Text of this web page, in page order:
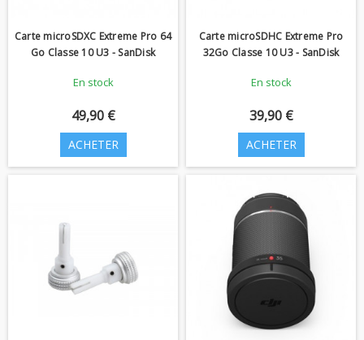
Carte microSDXC Extreme Pro 64
Go Classe 10 U3 - SanDisk
En stock
49,90 €
ACHETER
Carte microSDHC Extreme Pro
32Go Classe 10 U3 - SanDisk
En stock
39,90 €
ACHETER